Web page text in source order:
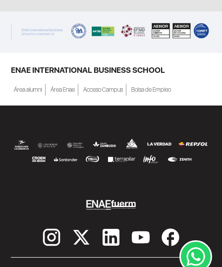
ENAE INTERNATIONAL BUSINESS SCHOOL
Área alumni Área Enae Acceso Campus Bolsa de Empleo